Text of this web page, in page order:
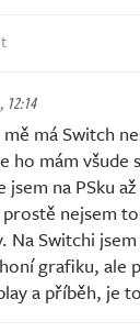
12:14
má Switch
ho mám všude
na PSku
nejsem
Na Switchi
grafiku, ale
a příběh, je